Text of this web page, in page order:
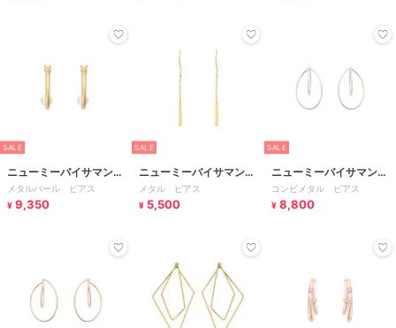
SALE
ニューミーバイサマンサ
タバサ
メタルパール ピアス
¥ 9,350
SALE
ニューミーバイサマンサ
タバサ
メタル ピアス
¥ 5,500
SALE
ニューミーバイサマンサ
タバサ
コンビメタル ピアス
¥ 8,800